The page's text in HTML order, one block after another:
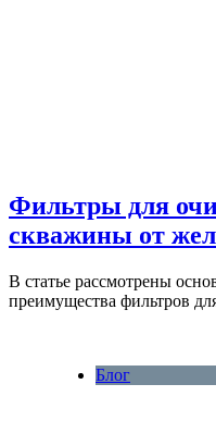
Фильтры для
скважины от
В статье рассмотрены
преимущества фильтров
Блог